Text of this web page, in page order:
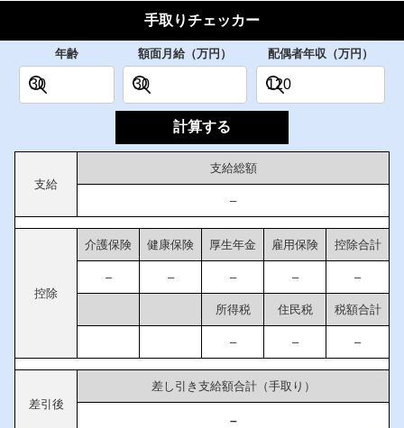
手取りチェッカー
年齢 額面月給（万円） 配偶者年収（万円）
計算する
支給
支給総額
–
控除
介護保険 健康保険 厚生年金 雇用保険 控除合計
– – – – –
所得税 住民税 税額合計
– – –
差引後
差し引き支給額合計（手取り）
–